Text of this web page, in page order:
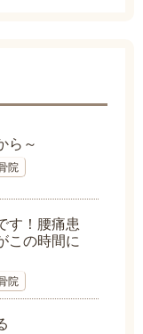
ら～
院
す！腰痛患
この時間に
院